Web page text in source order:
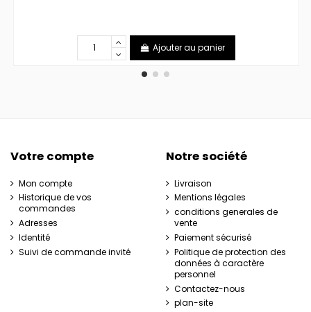
Ajouter au panier
Votre compte
Mon compte
Historique de vos
commandes
Adresses
Identité
Suivi de commande invité
Notre société
Livraison
Mentions légales
conditions generales de
vente
Paiement sécurisé
Politique de protection des
données à caractère
personnel
Contactez-nous
plan-site